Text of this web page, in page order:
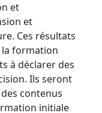
et
et
Ces résultats
la formation
à déclarer des
Ils seront
contenus
initiale